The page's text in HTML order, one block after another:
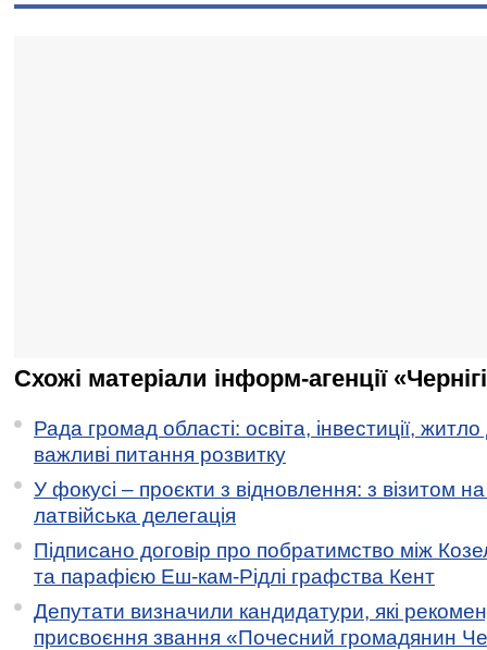
Схожі матеріали інформ-агенції
Рада громад області: освіта, інвестиції,
важливі питання розвитку
У фокусі – проєкти з відновлення: з візитом
латвійська делегація
Підписано договір про побратимство між
та парафією Еш-кам-Рідлі графства Кент
Депутати визначили кандидатури, які
присвоєння звання «Почесний громадянин